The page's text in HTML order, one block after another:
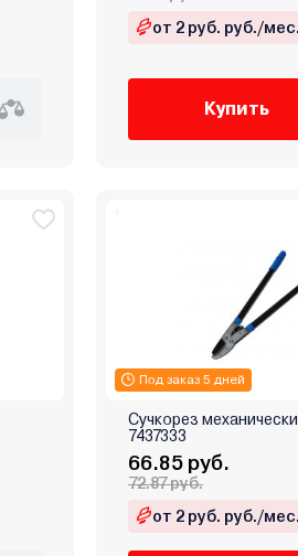
от 2 руб. руб./мес.
Купить
Под заказ 5 дней
Сучкорез
7437333
66.85 руб.
72.87 руб.
от 2 руб. руб./мес.